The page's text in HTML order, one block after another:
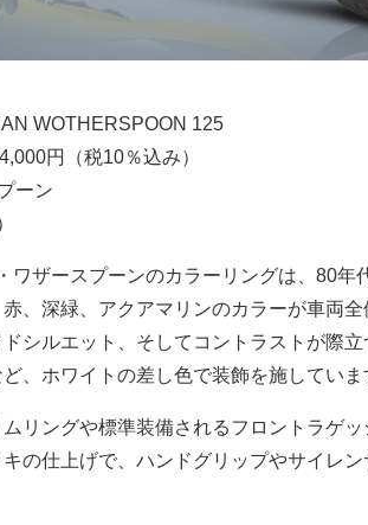
WOTHERSPOON 125
円（税10％込み）
ーン
ワザースプーンのカラーリングは、80年
、深緑、アクアマリンのカラーが車両全
シルエット、そしてコントラストが際
、ホワイトの差し色で装飾を施していま
リングや標準装備されるフロントラゲ
の仕上げで、ハンドグリップやサイレ